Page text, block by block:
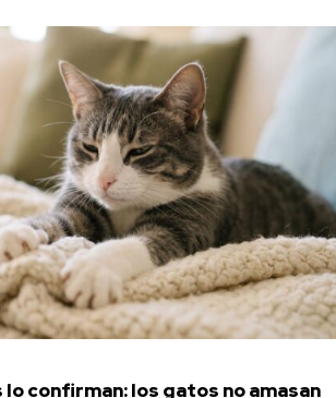
confirman: los gatos no amasan